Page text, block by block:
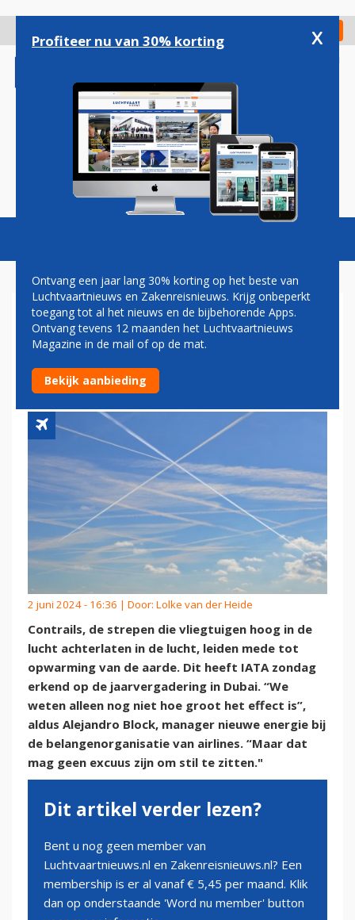
gaan
Check in
Magazine Podcasts Vacatures
IATA: CONTRAILS HEBBEN
OPWARMEND EFFECT,
ONDUIDELIJK IS HOEVEEL
2 juni 2024 - 16:36 | Door: Lolke van der Heide
Contrails, de strepen die vliegtuigen hoog in de
lucht achterlaten in de lucht, leiden mede tot
opwarming van de aarde. Dit heeft IATA zondag
erkend op de jaarvergadering in Dubai. “We
weten alleen nog niet hoe groot het effect is”,
aldus Alejandro Block, manager nieuwe energie bij
de belangenorganisatie van airlines. “Maar dat
mag geen excuus zijn om stil te zitten."
Dit artikel verder lezen?
Bent u nog geen member van
Luchtvaartnieuws.nl en Zakenreisnieuws.nl? Een
membership is er al vanaf € 5,45 per maand. Klik
dan op onderstaande 'Word nu member' button
Profiteer nu van 30% korting x
Ontvang een jaar lang 30% korting op het beste van
Luchtvaartnieuws en Zakenreisnieuws. Krijg onbeperkt
toegang tot al het nieuws en de bijbehorende Apps.
Ontvang tevens 12 maanden het Luchtvaartnieuws
Magazine in de mail of op de mat.
Bekijk aanbieding